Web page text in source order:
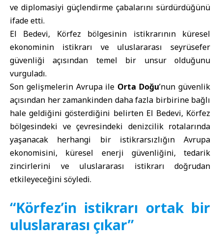
ve diplomasiyi güçlendirme çabalarını sürdürdüğünü
ifade etti.
El Bedevi, Körfez bölgesinin istikrarının küresel
ekonominin istikrarı ve uluslararası seyrüsefer
güvenliği açısından temel bir unsur olduğunu
vurguladı.
Son gelişmelerin Avrupa ile Orta Doğu’nun güvenlik
açısından her zamankinden daha fazla birbirine bağlı
hale geldiğini gösterdiğini belirten El Bedevi, Körfez
bölgesindeki ve çevresindeki denizcilik rotalarında
yaşanacak herhangi bir istikrarsızlığın Avrupa
ekonomisini, küresel enerji güvenliğini, tedarik
zincirlerini ve uluslararası istikrarı doğrudan
etkileyeceğini söyledi.
“Körfez’in istikrarı ortak bir
uluslararası çıkar”